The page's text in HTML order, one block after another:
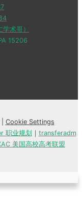
术哥）
15206
Cookie Settings
职业规划 ｜ transferadm
美国高校高考联盟